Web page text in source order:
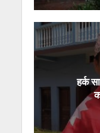
हर्क